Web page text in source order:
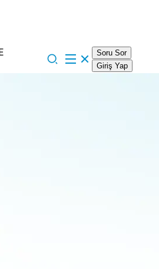
Soru Sor
Giriş Yap